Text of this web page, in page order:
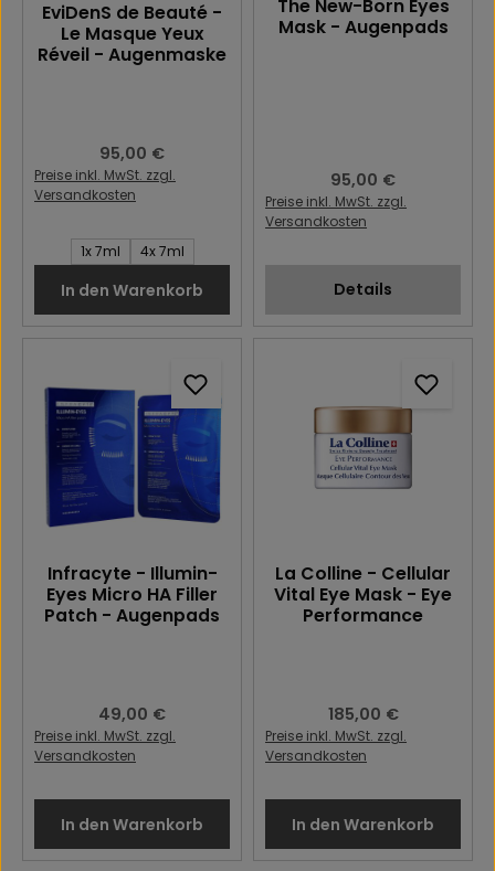
EviDenS de Beauté -
Le Masque Yeux
Réveil - Augenmaske
Regulärer Preis:
95,00 €
Preise inkl. MwSt. zzgl.
Versandkosten
Stück:1x 7ml 4x 7ml
In den Warenkorb
The New-Born Eyes
Mask - Augenpads
Regulärer Preis:
95,00 €
Preise inkl. MwSt. zzgl.
Versandkosten
Details
Infracyte - Illumin-
Eyes Micro HA Filler
Patch - Augenpads
Regulärer Preis:
49,00 €
Preise inkl. MwSt. zzgl.
Versandkosten
In den Warenkorb
La Colline - Cellular
Vital Eye Mask - Eye
Performance
Regulärer Preis:
185,00 €
Preise inkl. MwSt. zzgl.
Versandkosten
In den Warenkorb